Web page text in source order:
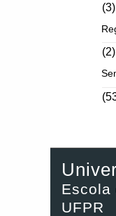
(3)
(2)
Escola
UFPR